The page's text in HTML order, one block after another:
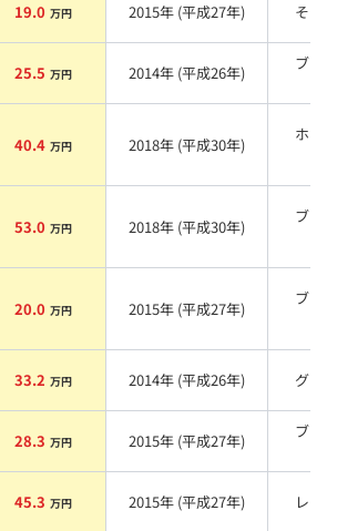
19.0 万円 2015年 (平成27年) その他
25.5 万円 2014年 (平成26年)
ブラ
40.4 万円 2018年 (平成30年)
ホワ
53.0 万円 2018年 (平成30年)
ブラ
20.0 万円 2015年 (平成27年)
ブラ
33.2 万円 2014年 (平成26年) グレー
28.3 万円 2015年 (平成27年)
ブラ
45.3 万円 2015年 (平成27年) レッド